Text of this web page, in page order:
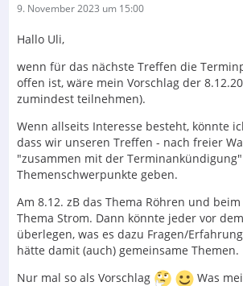
9. November 2023 um 15:00
Hallo Uli,
wenn für das nächste Treffen die
offen ist, wäre mein Vorschlag der
zumindest teilnehmen).
Wenn allseits Interesse besteht, könnte
dass wir unseren Treffen - nach freier
"zusammen mit der
Themenschwerpunkte geben.
Am 8.12. zB das Thema Röhren und
Thema Strom. Dann könnte jeder vor
überlegen, was es dazu Fragen/
hätte damit (auch) gemeinsame Themen.
Nur mal so als Vorschlag
Was